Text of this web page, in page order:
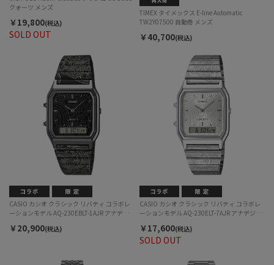
SOLD OUT
クォーツ メンズ
￥19,800(税込)
TIMEX タイメックス E-line Automatic
TW2Y07500 自動巻 メンズ
￥40,700(税込)
CASIO カシオ クラシック リバティ コラボレ
ーションモデル AQ-230EBLT-1AJR アナデジ
￥20,900(税込)
SOLD OUT
CASIO カシオ クラシック リバティ コラボレ
ーションモデル AQ-230ELT-7AJR アナデジ ク
￥17,600(税込)